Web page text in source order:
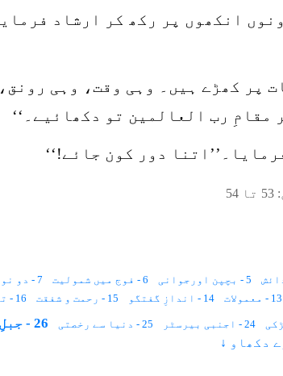
انکھوں پر رکھ کر ارشاد
پر کھڑے ہیں۔ وہی وقت، وہی
مقامِ رب العالمین تو دکھائیے۔‘‘
دور کون جائے!‘‘
53 تا 54
5 - بچپن اورجوانی 6 - فوج میں شمولیت 7 - دو نوکریاں نہیں کرتے
13 - معمولات 14 - اندازِ گفتگو 15 - رحمت و شفقت 16 - تعلیم و تلقین
24 - اجنبی بیرسٹر 25 - دنیا سے رخصتی 26 - جبلِ عرفات
دکھاو ↓